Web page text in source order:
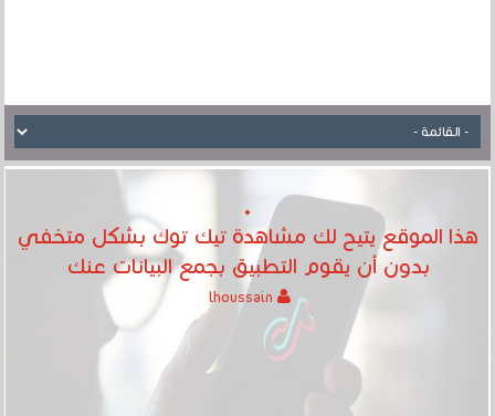
هذا الموقع يتيح لك مشاهدة تيك توك بشكل متخفي
بدون أن يقوم التطبيق بجمع البيانات عنك